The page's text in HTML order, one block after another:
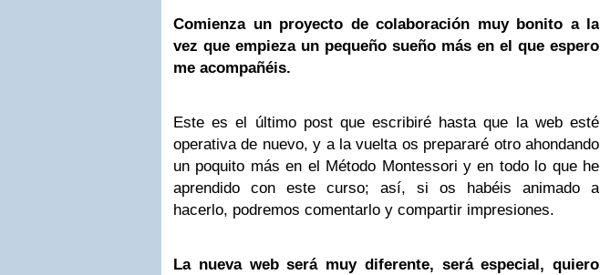
Comienza un proyecto de colaboración muy bonito a la
vez que empieza un pequeño sueño más en el que espero
me acompañéis.
Este es el último post que escribiré hasta que la web esté
operativa de nuevo, y a la vuelta os prepararé otro ahondando
un poquito más en el Método Montessori y en todo lo que he
aprendido con este curso; así, si os habéis animado a
hacerlo, podremos comentarlo y compartir impresiones.
La nueva web será muy diferente, será especial, quiero